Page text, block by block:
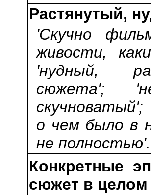
Растянутый,
'Скучно
живости,
'нудный,
сюжета';
о чем было в
не полностью'.
Конкретные
сюжет в целом